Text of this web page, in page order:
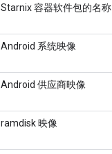
Starnix 容器软件包的名称
Android 系统映像
Android 供应商映像
ramdisk 映像